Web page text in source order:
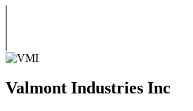
Valmont Industries Inc